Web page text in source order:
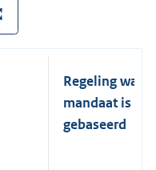
Regeling
mandaat is
gebaseerd